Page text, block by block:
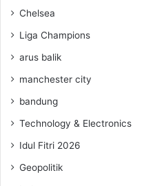
Chelsea
Liga Champions
arus balik
manchester city
bandung
Technology & Electronics
Idul Fitri 2026
Geopolitik